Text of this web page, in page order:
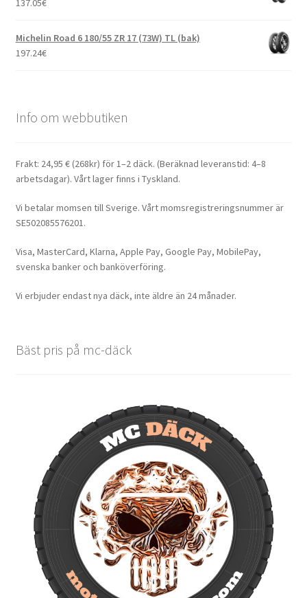
137.05€
Michelin Road 6 180/55 ZR 17 (73W) TL (bak)
197.24€
Info om webbutiken
Frakt: 24,95 € (268kr) för 1–2 däck. (Beräknad leveranstid: 4–8
arbetsdagar). Vårt lager finns i Tyskland.
Vi betalar momsen till Sverige. Vårt momsregistreringsnummer är
SE502085576201.
Visa, MasterCard, Klarna, Apple Pay, Google Pay, MobilePay,
svenska banker och banköverföring.
Vi erbjuder endast nya däck, inte äldre än 24 månader.
Bäst pris på mc-däck